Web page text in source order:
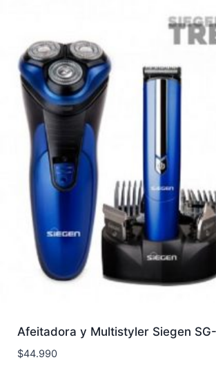
Afeitadora y Multistyler Siegen
$44.990